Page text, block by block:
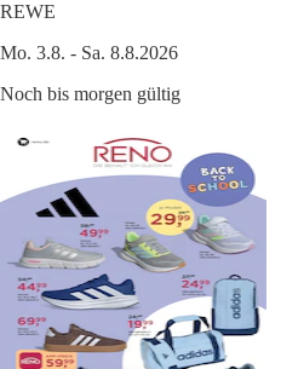
REWE
Mo. 3.8. - Sa. 8.8.2026
Noch bis morgen gültig